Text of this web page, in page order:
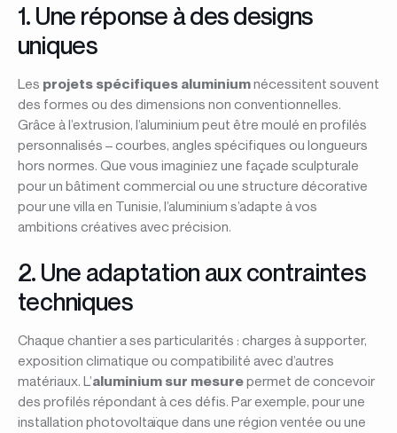
1. Une réponse à des designs
uniques
Les projets spécifiques aluminiumnécessitent souvent
des formes ou des dimensions non conventionnelles.
Grâce à l’extrusion, l’aluminium peut être moulé en profilés
personnalisés – courbes, angles spécifiques ou longueurs
hors normes. Que vous imaginiez une façade sculpturale
pour un bâtiment commercial ou une structure décorative
pour une villa en Tunisie, l’aluminium s’adapte à vos
ambitions créatives avec précision.
2. Une adaptation aux contraintes
techniques
Chaque chantier a ses particularités : charges à supporter,
exposition climatique ou compatibilité avec d’autres
matériaux. L’aluminium sur mesurepermet de concevoir
des profilés répondant à ces défis. Par exemple, pour une
installation photovoltaïque dans une région ventée ou une